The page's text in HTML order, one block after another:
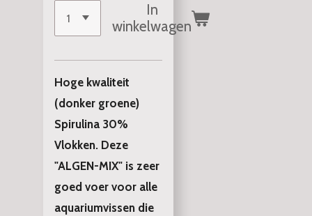
In
winkelwagen
Hoge kwaliteit
(donker groene)
Spirulina 30%
Vlokken. Deze
"ALGEN-MIX" is zeer
goed voer voor alle
aquariumvissen die